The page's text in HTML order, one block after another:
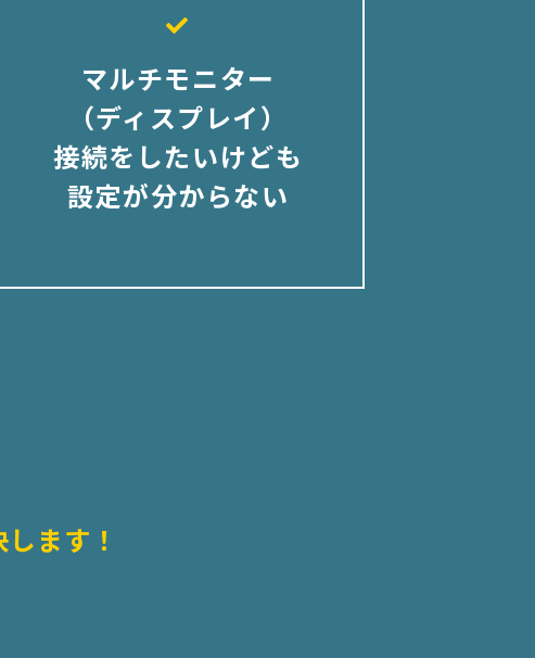
マルチモニター
（ディスプレイ）
接続をしたいけども
設定が分からない
ます！